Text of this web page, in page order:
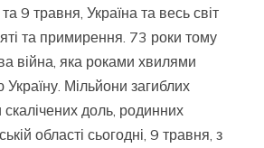
9 травня, Україна та весь світ
та примирення. 73 роки тому
війна, яка роками хвилями
Мільйони загиблих
скалічених доль, родинних
області сьогодні, 9 травня, з